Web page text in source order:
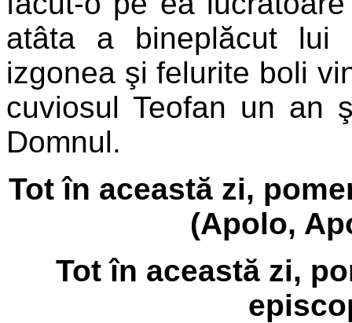
atâta a bineplăcut lui
izgonea şi felurite boli
cuviosul Teofan un an
Domnul.
Tot în această zi,
(Apolo,
Tot în această zi,